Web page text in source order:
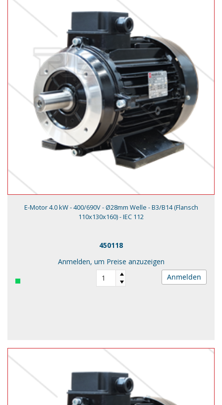
E-Motor 4.0 kW - 400/690V - Ø28mm Welle - B3/B14 (Flansch
110x130x160) - IEC 112
450118
Anmelden, um Preise anzuzeigen
Anmelden